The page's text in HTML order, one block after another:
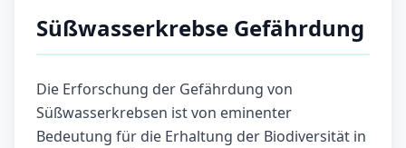
Süßwasserkrebse Gefährdung
Die Erforschung der Gefährdung von
Süßwasserkrebsen ist von eminenter
Bedeutung für die Erhaltung der Biodiversität in